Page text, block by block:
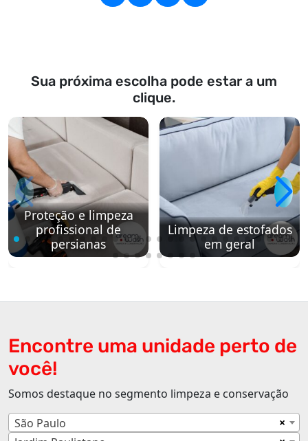
Sua próxima escolha pode estar a um
clique.
Proteção e limpeza
profissional de
persianas
Limpeza de estofados
em geral
Encontre uma unidade perto de
você!
Somos destaque no segmento limpeza e conservação
×
São Paulo